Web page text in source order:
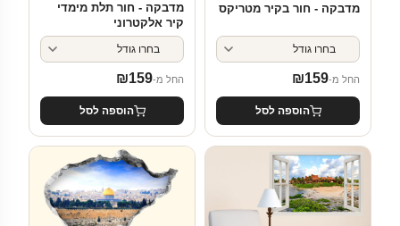
מדבקה - חור בקיר מטריקס
החל מ- ₪159
הוספה לסל
מדבקה - חור תלת מימדי
קיר אלקטרוני
החל מ- ₪159
הוספה לסל